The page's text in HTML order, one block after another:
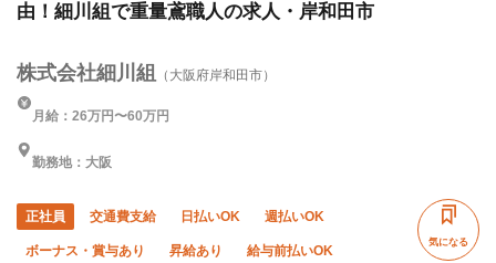
由！細川組で重量鳶職人の求人・岸和田市
株式会社細川組 （大阪府岸和田市）
月給：26万円〜60万円
勤務地：大阪
正社員 交通費支給 日払いOK 週払いOK
ボーナス・賞与あり 昇給あり 給与前払いOK
気になる